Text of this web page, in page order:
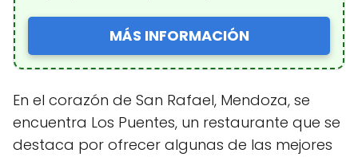
MÁS INFORMACIÓN
En el corazón de San Rafael, Mendoza, se
encuentra Los Puentes, un restaurante que se
destaca por ofrecer algunas de las mejores